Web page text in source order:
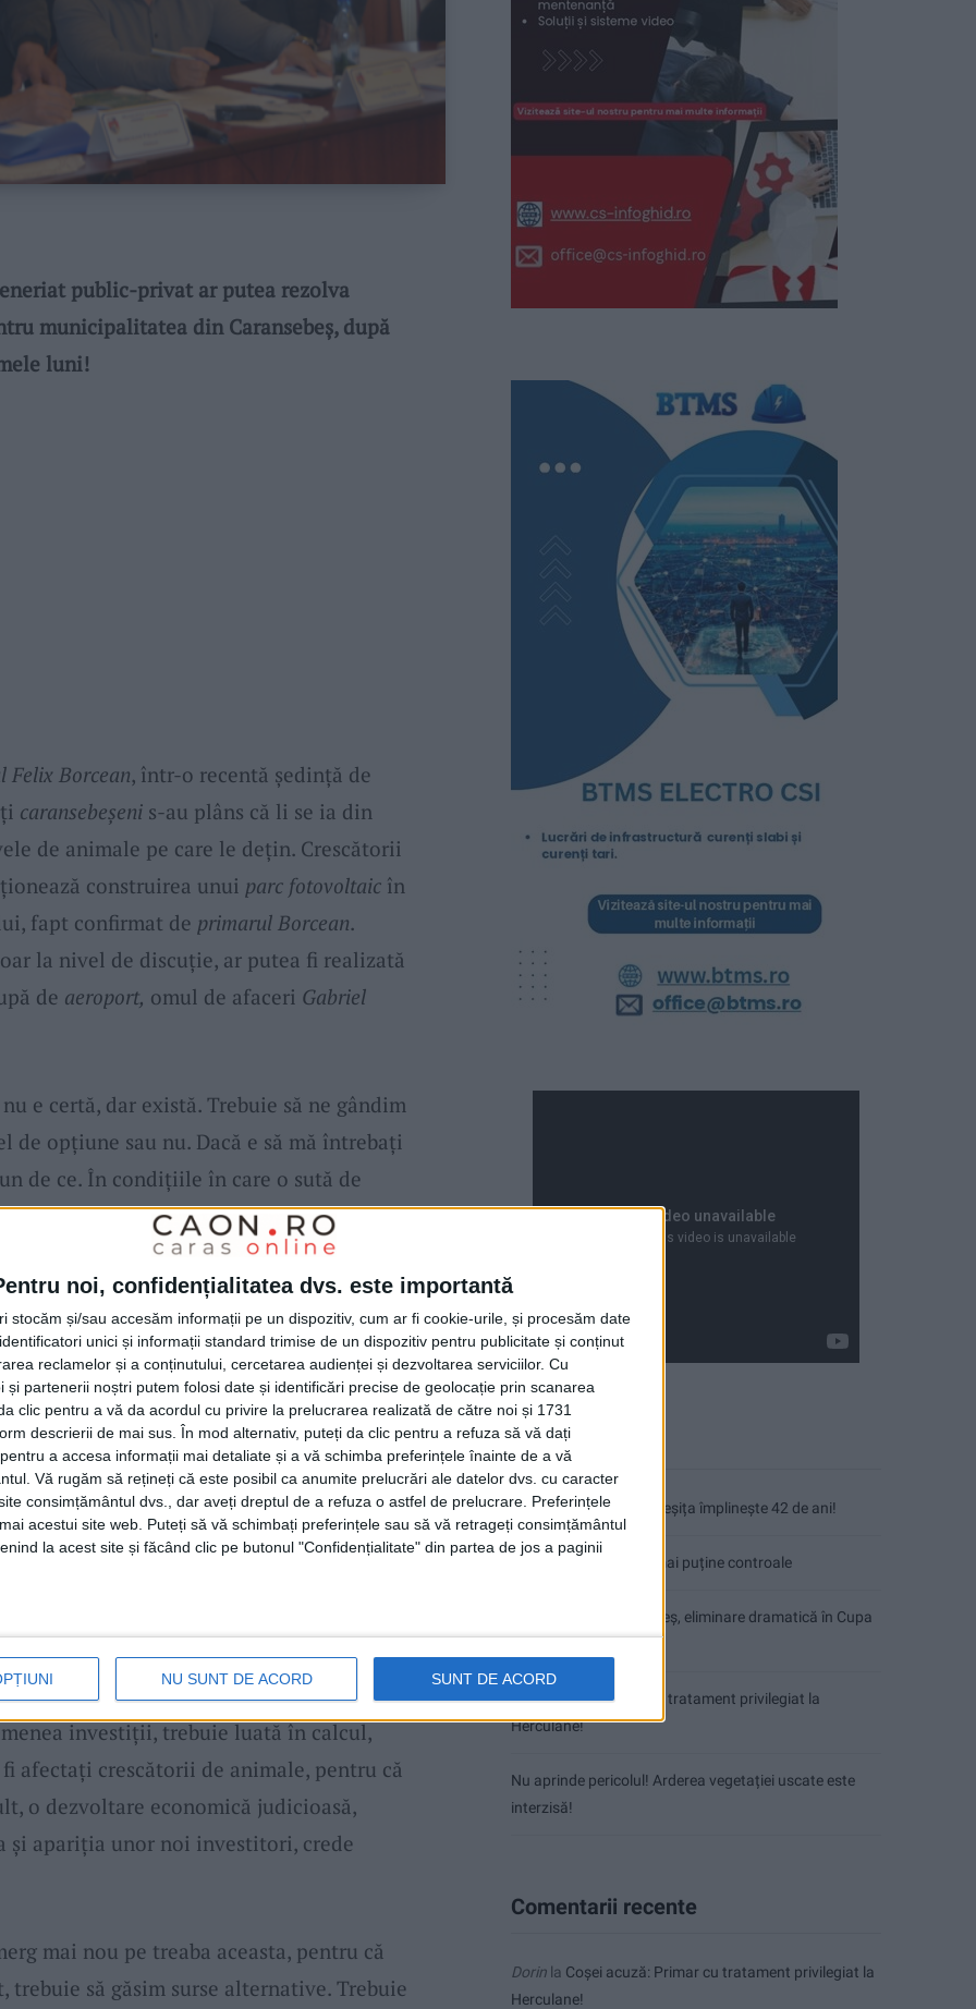
noi, confidențialitatea dvs. este importantă
stocăm și/sau accesăm informații pe un dispozitiv, cum ar fi cookie-urile, și procesăm date
unici și informații standard trimise de un dispozitiv pentru publicitate și conținut
reclamelor și a conținutului, cercetarea audienței și dezvoltarea serviciilor. Cu
și partenerii noștri putem folosi date și identificări precise de geolocație prin scanarea
clic pentru a vă da acordul cu privire la prelucrarea realizată de către noi și 1731
descrierii de mai sus. În mod alternativ, puteți da clic pentru a refuza să vă dați
a accesa informații mai detaliate și a vă schimba preferințele înainte de a vă
Vă rugăm să rețineți că este posibil ca anumite prelucrări ale datelor dvs. cu caracter
consimțământul dvs., dar aveți dreptul de a refuza o astfel de prelucrare. Preferințele
acestui site web. Puteți să vă schimbați preferințele sau să vă retrageți consimțământul
la acest site și făcând clic pe butonul "Confidențialitate" din partea de jos a paginii
NU SUNT DE ACORD SUNT DE ACORD
public-privat ar putea rezolva
municipalitatea din Caransebeș, după
luni!
Felix Borcean, într-o recentă ședință de
caransebeșenis-au plâns că li se ia din
de animale pe care le dețin. Crescătorii
construirea unui parc fotovoltaicîn
fapt confirmat de primarul Borcean.
la nivel de discuție, ar putea fi realizată
de aeroport, omul de afaceri Gabriel
e certă, dar există. Trebuie să ne gândim
de opțiune sau nu. Dacă e să mă întrebați
de ce. În condițiile în care o sută de
public-privat, s-ar transforma
care să producă energie electrică pentru a
stradal , iluminatul la școli, la spital, eu
Caransebeș, mai ales în condițiile în care e
o perspectivă la care trebuie să reflectăm,
la propunerea celui care se ocupă de
e să ajute și aeroportul,se produce și
nu doar iluminat electric”, a explicat
consiliului.
au mai fost cereri la primărie pentru
de
de animale care foloseau terenurile
context, dacă va exista o intenție
investiții, trebuie luată în calcul,
afectați crescătorii de animale, pentru că
o dezvoltare economică judicioasă,
și apariția unor noi investitori, crede
mai nou pe treaba aceasta, pentru că
să găsim surse alternative. Trebuie
Articole recente
Fântâna Cinetică din Reșița împlinește 42 de ani!
Mai puțini inspectori, mai puține controale
VIDEO! CSM Caransebeș, eliminare dramatică în Cupa
Coșei acuză: Primar cu tratament privilegiat la
Herculane!
Nu aprinde pericolul! Arderea vegetației uscate este
interzisă!
Comentarii recente
Dorin la Coșei acuză: Primar cu tratament privilegiat la
Herculane!